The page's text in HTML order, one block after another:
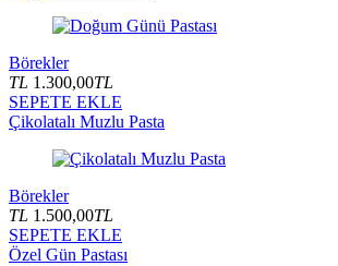
Börekler
TL 1.300,00TL
SEPETE EKLE
Çikolatalı Muzlu Pasta
Börekler
TL 1.500,00TL
SEPETE EKLE
Özel Gün Pastası